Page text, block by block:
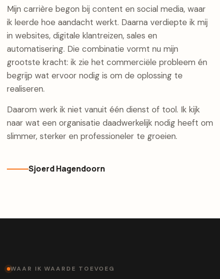
Mijn carrière begon bij content en social media, waar
ik leerde hoe aandacht werkt. Daarna verdiepte ik mij
in websites, digitale klantreizen, sales en
automatisering. Die combinatie vormt nu mijn
grootste kracht: ik zie het commerciële probleem én
begrijp wat ervoor nodig is om de oplossing te
realiseren.
Daarom werk ik niet vanuit één dienst of tool. Ik kijk
naar wat een organisatie daadwerkelijk nodig heeft om
slimmer, sterker en professioneler te groeien.
Sjoerd Hagendoorn
WAAR IK WAARDE TOEVOEG